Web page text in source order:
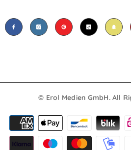
© Erol Medien GmbH. All